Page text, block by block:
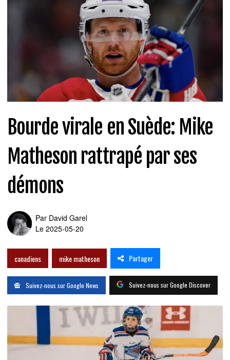
Bourde virale en Suède: Mike
Matheson rattrapé par ses
démons
Par David Garel
Le 2025-05-20
canadiens mike matheson Partager
Suivez-nous sur Google News Suivez-nous sur Google Discover